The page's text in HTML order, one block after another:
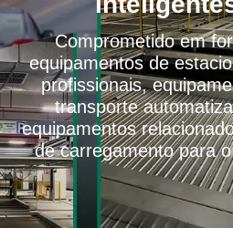
Exibição de vídeo
Notícias
Contato